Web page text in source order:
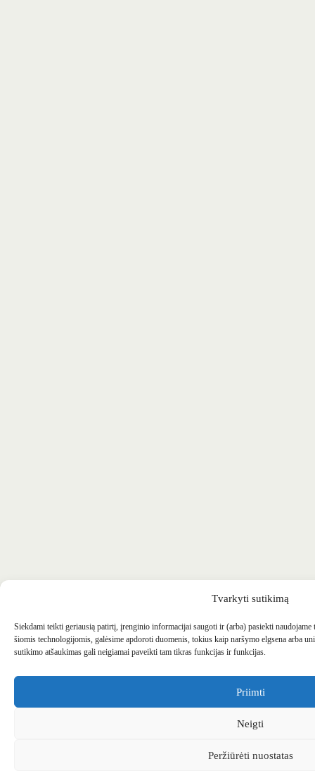
Tvarkyti sutikimą
Siekdami teikti geriausią patirtį, įrenginio informacijai saugoti ir (arba) pasiekti
šiomis technologijomis, galėsime apdoroti duomenis, tokius kaip naršymo elgsena arba
sutikimo atšaukimas gali neigiamai paveikti tam tikras funkcijas ir funkcijas.
Priimti
Neigti
Peržiūrėti nuostatas